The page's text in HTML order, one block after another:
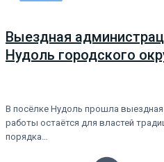
Выездная
Нудоль городского
В посёлке Нудоль прошла
работы остаётся для властей
порядка…